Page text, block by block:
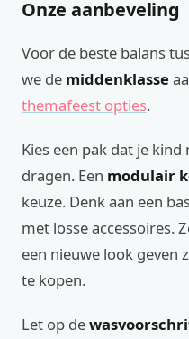
Onze aanbeveling
Voor de beste balans
we de middenklasse
themafeest opties.
Kies een pak dat je
dragen. Een modulair
keuze. Denk aan een
met losse accessoires.
een nieuwe look geven
te kopen.
Let op de